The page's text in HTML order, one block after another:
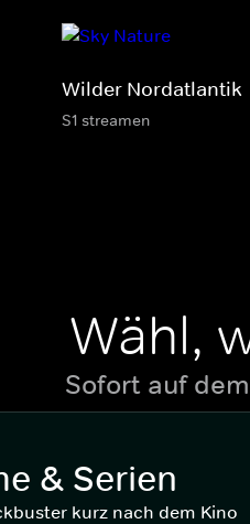
Wilder Nordatlantik
S1 streamen
Wähl,
Sofort auf
& Serien
kurz nach dem Kino